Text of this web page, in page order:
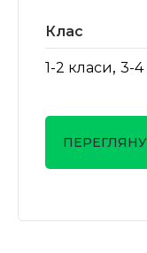
Клас
1-2 класи, 3-4